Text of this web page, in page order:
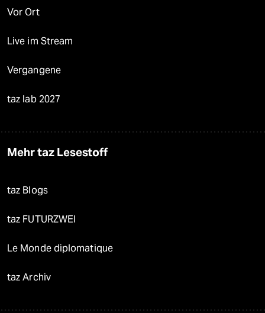
Vor Ort
Live im Stream
Vergangene
taz lab 2027
Mehr taz Lesestoff
taz Blogs
taz FUTURZWEI
Le Monde diplomatique
taz Archiv